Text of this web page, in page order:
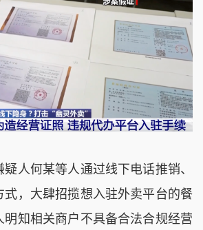
何某等人通过线下电话推销、
式，大肆招揽想入驻外卖平台的餐
明知相关商户不具备合法合规经营